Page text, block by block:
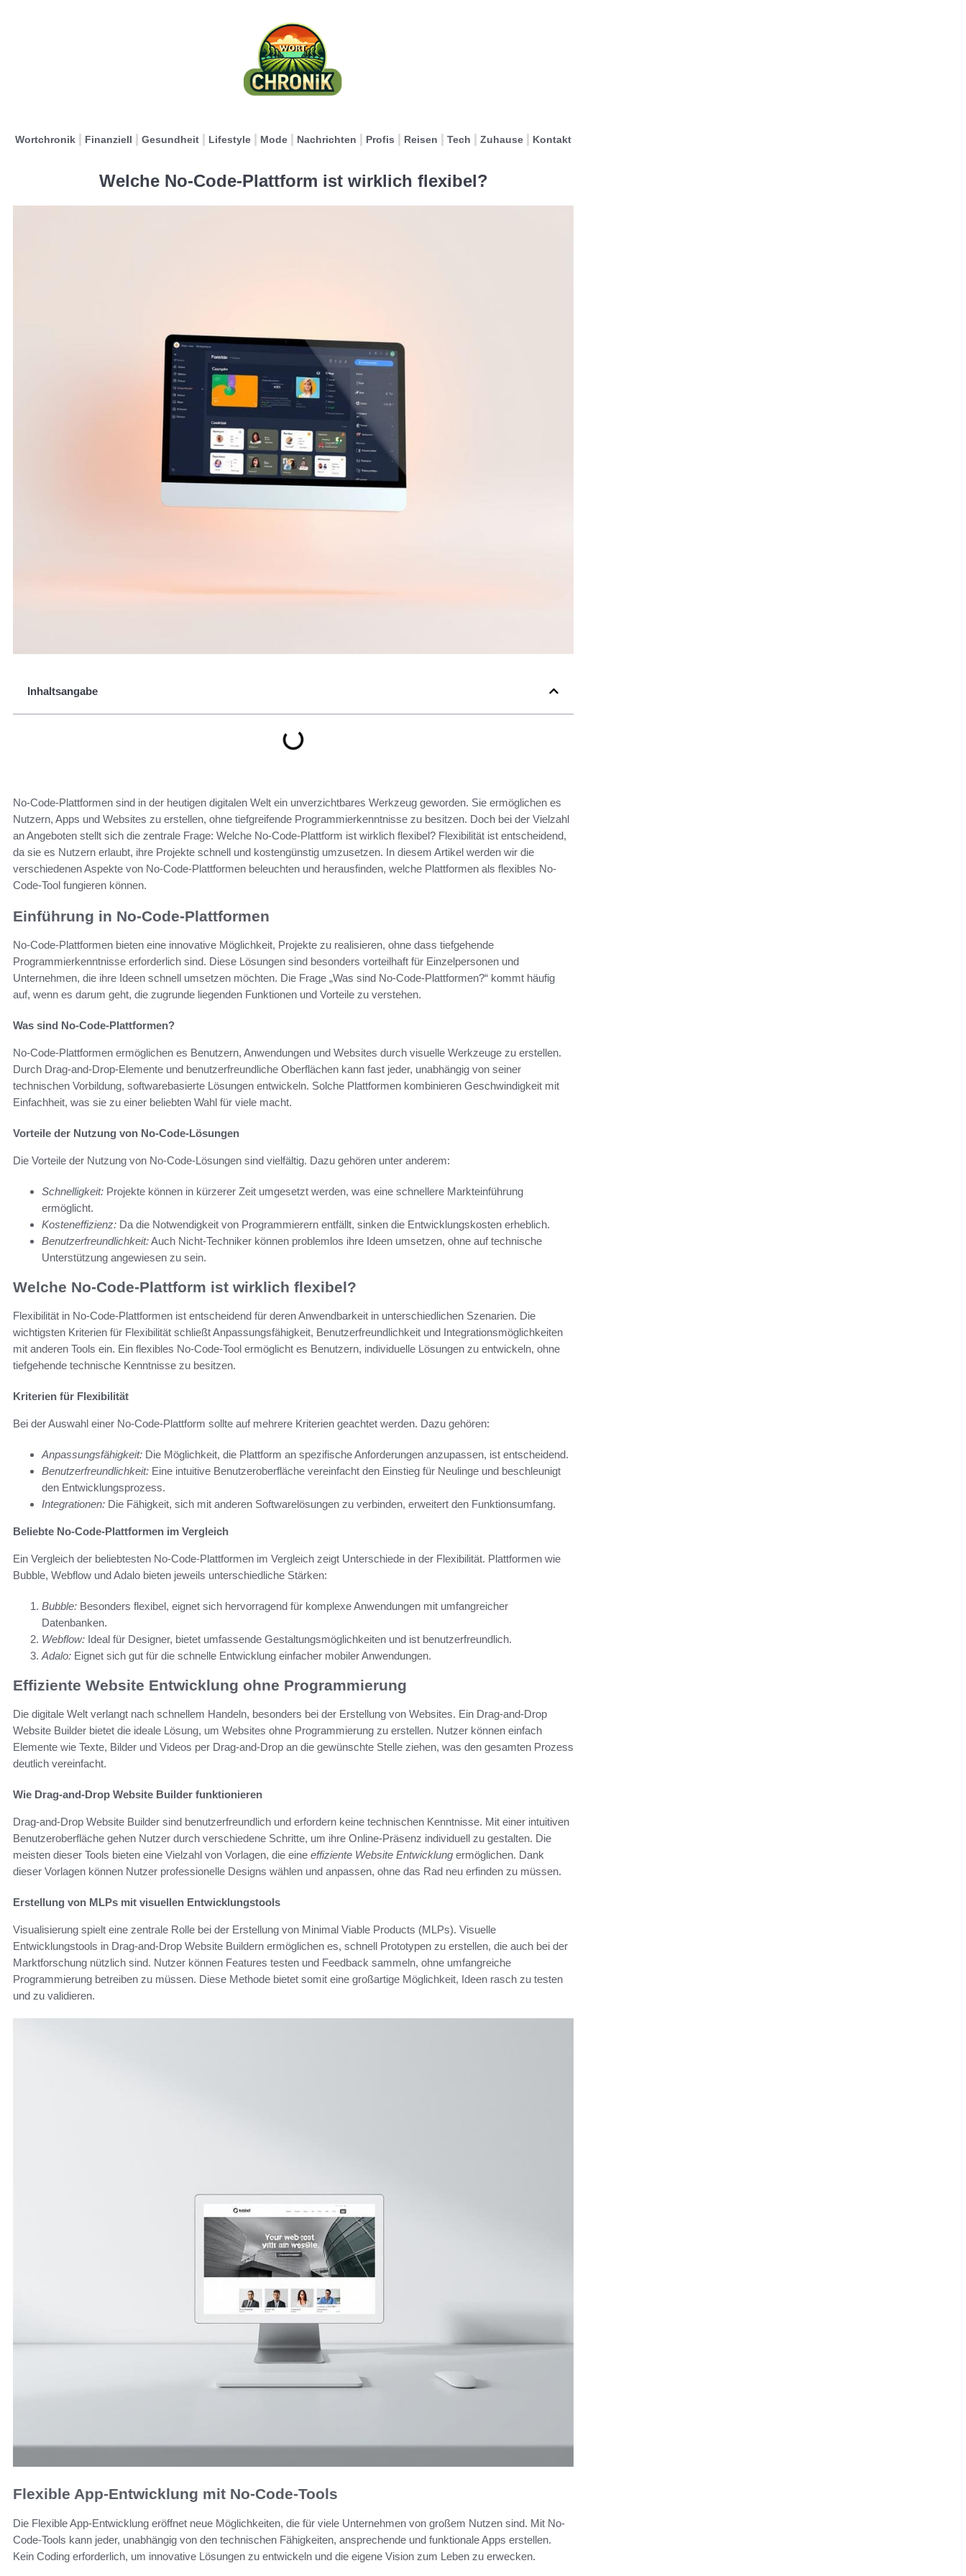
Wortchronik Finanziell Gesundheit Lifestyle Mode Nachrichten Profis Reisen Tech Zuhause Kontakt
Welche No-Code-Plattform ist wirklich flexibel?
Inhaltsangabe
No-Code-Plattformen sind in der heutigen digitalen Welt ein unverzichtbares Werkzeug geworden. Sie ermöglichen es
Nutzern, Apps und Websites zu erstellen, ohne tiefgreifende Programmierkenntnisse zu besitzen. Doch bei der Vielzahl
an Angeboten stellt sich die zentrale Frage: Welche No-Code-Plattform ist wirklich flexibel? Flexibilität ist entscheidend,
da sie es Nutzern erlaubt, ihre Projekte schnell und kostengünstig umzusetzen. In diesem Artikel werden wir die
verschiedenen Aspekte von No-Code-Plattformen beleuchten und herausfinden, welche Plattformen als flexibles No-
Code-Tool fungieren können.
Einführung in No-Code-Plattformen
No-Code-Plattformen bieten eine innovative Möglichkeit, Projekte zu realisieren, ohne dass tiefgehende
Programmierkenntnisse erforderlich sind. Diese Lösungen sind besonders vorteilhaft für Einzelpersonen und
Unternehmen, die ihre Ideen schnell umsetzen möchten. Die Frage „Was sind No-Code-Plattformen?“ kommt häufig
auf, wenn es darum geht, die zugrunde liegenden Funktionen und Vorteile zu verstehen.
Was sind No-Code-Plattformen?
No-Code-Plattformen ermöglichen es Benutzern, Anwendungen und Websites durch visuelle Werkzeuge zu erstellen.
Durch Drag-and-Drop-Elemente und benutzerfreundliche Oberflächen kann fast jeder, unabhängig von seiner
technischen Vorbildung, softwarebasierte Lösungen entwickeln. Solche Plattformen kombinieren Geschwindigkeit mit
Einfachheit, was sie zu einer beliebten Wahl für viele macht.
Vorteile der Nutzung von No-Code-Lösungen
Die Vorteile der Nutzung von No-Code-Lösungen sind vielfältig. Dazu gehören unter anderem:
Schnelligkeit: Projekte können in kürzerer Zeit umgesetzt werden, was eine schnellere Markteinführung
ermöglicht.
Kosteneffizienz: Da die Notwendigkeit von Programmierern entfällt, sinken die Entwicklungskosten erheblich.
Benutzerfreundlichkeit:Auch Nicht-Techniker können problemlos ihre Ideen umsetzen, ohne auf technische
Unterstützung angewiesen zu sein.
Welche No-Code-Plattform ist wirklich flexibel?
Flexibilität in No-Code-Plattformen ist entscheidend für deren Anwendbarkeit in unterschiedlichen Szenarien. Die
wichtigsten Kriterien für Flexibilität schließt Anpassungsfähigkeit, Benutzerfreundlichkeit und Integrationsmöglichkeiten
mit anderen Tools ein. Ein flexibles No-Code-Tool ermöglicht es Benutzern, individuelle Lösungen zu entwickeln, ohne
tiefgehende technische Kenntnisse zu besitzen.
Kriterien für Flexibilität
Bei der Auswahl einer No-Code-Plattform sollte auf mehrere Kriterien geachtet werden. Dazu gehören:
Anpassungsfähigkeit: Die Möglichkeit, die Plattform an spezifische Anforderungen anzupassen, ist entscheidend.
Benutzerfreundlichkeit: Eine intuitive Benutzeroberfläche vereinfacht den Einstieg für Neulinge und beschleunigt
den Entwicklungsprozess.
Integrationen: Die Fähigkeit, sich mit anderen Softwarelösungen zu verbinden, erweitert den Funktionsumfang.
Beliebte No-Code-Plattformen im Vergleich
Ein Vergleich der beliebtesten No-Code-Plattformen im Vergleich zeigt Unterschiede in der Flexibilität. Plattformen wie
Bubble, Webflow und Adalo bieten jeweils unterschiedliche Stärken:
Bubble: Besonders flexibel, eignet sich hervorragend für komplexe Anwendungen mit umfangreicher
Datenbanken.
Webflow: Ideal für Designer, bietet umfassende Gestaltungsmöglichkeiten und ist benutzerfreundlich.
Adalo: Eignet sich gut für die schnelle Entwicklung einfacher mobiler Anwendungen.
Effiziente Website Entwicklung ohne Programmierung
Die digitale Welt verlangt nach schnellem Handeln, besonders bei der Erstellung von Websites. Ein Drag-and-Drop
Website Builder bietet die ideale Lösung, um Websites ohne Programmierung zu erstellen. Nutzer können einfach
Elemente wie Texte, Bilder und Videos per Drag-and-Drop an die gewünschte Stelle ziehen, was den gesamten Prozess
deutlich vereinfacht.
Wie Drag-and-Drop Website Builder funktionieren
Drag-and-Drop Website Builder sind benutzerfreundlich und erfordern keine technischen Kenntnisse. Mit einer intuitiven
Benutzeroberfläche gehen Nutzer durch verschiedene Schritte, um ihre Online-Präsenz individuell zu gestalten. Die
meisten dieser Tools bieten eine Vielzahl von Vorlagen, die eine effiziente Website Entwicklung ermöglichen. Dank
dieser Vorlagen können Nutzer professionelle Designs wählen und anpassen, ohne das Rad neu erfinden zu müssen.
Erstellung von MLPs mit visuellen Entwicklungstools
Visualisierung spielt eine zentrale Rolle bei der Erstellung von Minimal Viable Products (MLPs). Visuelle
Entwicklungstools in Drag-and-Drop Website Buildern ermöglichen es, schnell Prototypen zu erstellen, die auch bei der
Marktforschung nützlich sind. Nutzer können Features testen und Feedback sammeln, ohne umfangreiche
Programmierung betreiben zu müssen. Diese Methode bietet somit eine großartige Möglichkeit, Ideen rasch zu testen
und zu validieren.
Flexible App-Entwicklung mit No-Code-Tools
Die Flexible App-Entwicklung eröffnet neue Möglichkeiten, die für viele Unternehmen von großem Nutzen sind. Mit No-
Code-Tools kann jeder, unabhängig von den technischen Fähigkeiten, ansprechende und funktionale Apps erstellen.
Kein Coding erforderlich, um innovative Lösungen zu entwickeln und die eigene Vision zum Leben zu erwecken.